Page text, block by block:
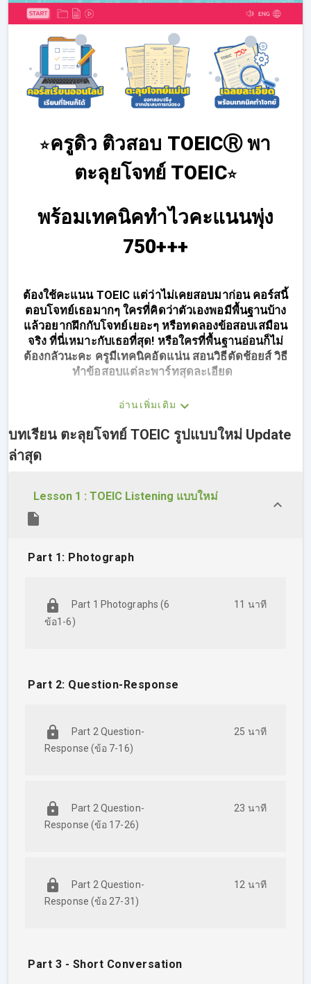
⭐ครูดิว ติวสอบ TOEICⓇ พา
ตะลุยโจทย์ TOEIC⭐
พร้อมเทคนิคทำไวคะแนนพุ่ง
750+++
ต้องใช้คะแนน TOEIC แต่ว่าไม่เคยสอบมาก่อน คอร์สนี้
ตอบโจทย์เธอมากๆ ใครที่คิดว่าตัวเองพอมีพื้นฐานบ้าง
แล้วอยากฝึกกับโจทย์เยอะๆ หรือทดลองข้อสอบเสมือน
จริง ที่นี่เหมาะกับเธอที่สุด! หรือใครที่พื้นฐานอ่อนก็ไม่
ต้องกลัวนะคะ ครูมีเทคนิคอัดแน่น สอนวิธีตัดช้อยส์ วิธี
ทำข้อสอบแต่ละพาร์ทสุดละเอียด
ตะลุยโจทย์กับคอร์สนี้แล้วไม่ต้องกลัว หรือกังวลเวลา
⭐
– เทคนิคดูรูปและเลือกคำตอบยังไงไม่ให้
สับสน!
– พาร์ทโหด! ฟังอย่างเดียว โนสคริปต์ ครูดิ
ลุยข้อสอบTOEIC พาร์ท 3: Short
Conversations
ลุยข้อสอบTOEIC พาร์ท 4: Short Talks
ลุยข้อสอบTOEIC พาร์ท 5: Incomplete
ละเอียดสุด เป็นพาร์ทกวาดคะแนน!
อ่านเพิ่มเติม
บทเรียน ตะลุยโจทย์ TOEIC รูปแบบใหม่ Update
ล่าสุด
Lesson 1 : TOEIC Listening แบบใหม่
Part 1: Photograph
Part 1 Photographs (6
ข้อ1-6)
11 นาที
Part 2: Question-Response
Part 2 Question-
Response (ข้อ 7-16)
25 นาที
Part 2 Question-
Response (ข้อ 17-26)
23 นาที
Part 2 Question-
Response (ข้อ 27-31)
12 นาที
Part 3 - Short Conversation